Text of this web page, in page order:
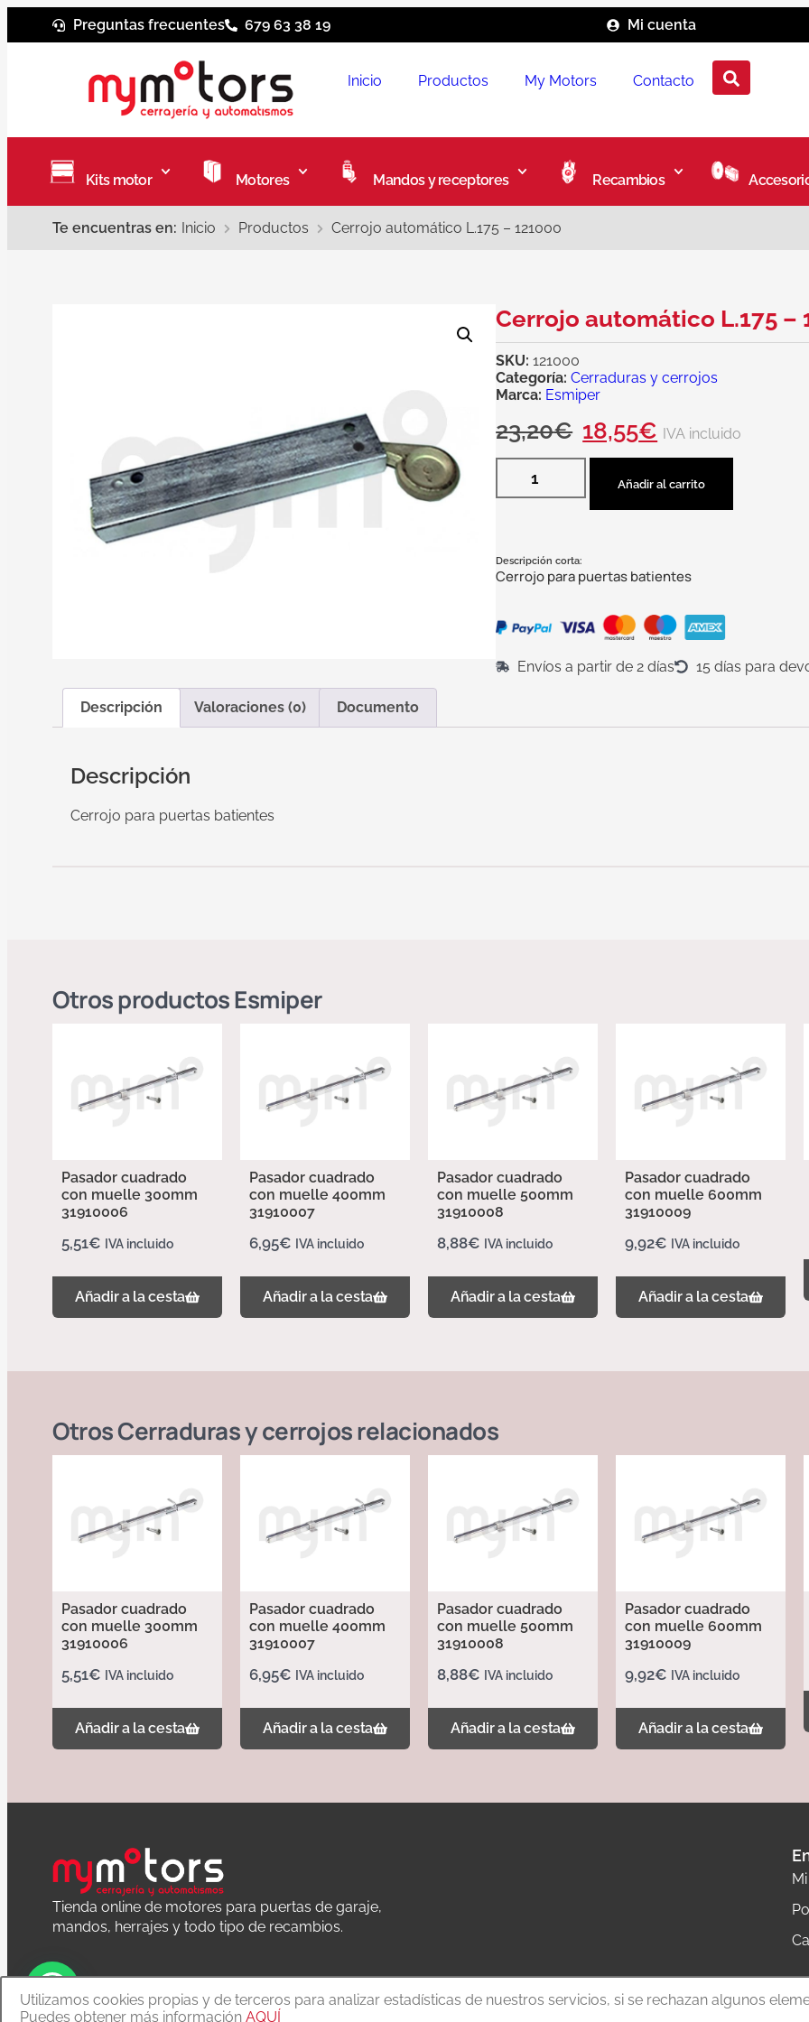
Preguntas frecuentes 679 63 38 19 Mi cuenta
Inicio Productos My Motors Contacto
Kits motor Motores Mandos y receptores Recambios
Te encuentras en: Inicio Productos Cerrojo automático L.175 – 121000
Cerrojo automático L.175 –
SKU:121000
Categoría:Cerraduras y cerrojos
Marca: Esmiper
23,20€ 18,55€ IVA incluido
Añadir al carrito
Descripción corta:
Cerrojo para puertas batientes
Envíos a partir de 2 días 15 días para
Descripción Valoraciones (0) Documento
Descripción
Cerrojo para puertas batientes
Otros productosEsmiper
Pasador cuadrado
con muelle 300mm
31910006
5,51€ IVA incluido
Añadir a la cesta
Pasador cuadrado
con muelle 400mm
31910007
6,95€ IVA incluido
Añadir a la cesta
Pasador cuadrado
con muelle 500mm
31910008
8,88€ IVA incluido
Añadir a la cesta
Pasador cuadrado
con muelle 600mm
31910009
9,92€ IVA incluido
Añadir a la cesta
OtrosCerraduras y cerrojosrelacionados
Pasador cuadrado
con muelle 300mm
31910006
5,51€ IVA incluido
Añadir a la cesta
Pasador cuadrado
con muelle 400mm
31910007
6,95€ IVA incluido
Añadir a la cesta
Pasador cuadrado
con muelle 500mm
31910008
8,88€ IVA incluido
Añadir a la cesta
Pasador cuadrado
con muelle 600mm
31910009
9,92€ IVA incluido
Añadir a la cesta
Tienda online de motores para puertas de garaje,
mandos, herrajes y todo tipo de recambios.
Copyright © 2020 MyMoTors cerrajería y automatismos
Utilizamos cookies propias y de terceros para analizar estadísticas de nuestros servicios, si se rechazan algunos
Puedes obtener más información AQUÍ